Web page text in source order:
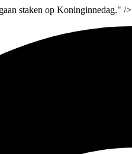
staken op Koninginnedag." />